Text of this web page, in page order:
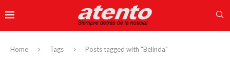
Home Tags Posts tagged with "Belinda"